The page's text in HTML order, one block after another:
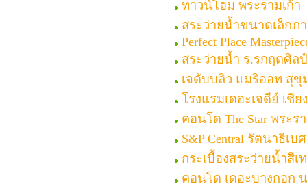
ทาวน์โฮม พระรามเก้า
สระว่ายน้ำขนาดเล็กภ
Perfect Place
สระว่ายน้ำ ร.รกฤตศิล
เจดับบลิว แมริออท สุขุ
โรงแรมเดอะเจดีย์ เชีย
คอนโด The Star พระร
S&P Central รัตนาธิเบ
กระเบื้องสระว่ายน้ำสีเ
คอนโด เดอะบางกอก